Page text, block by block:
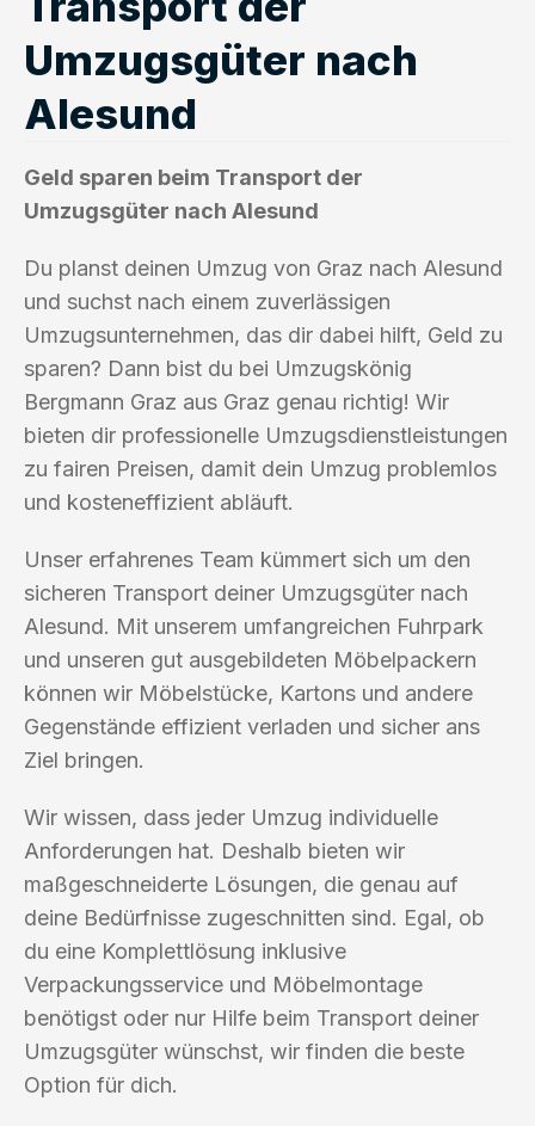
Umzugsgüter nach
Alesund
Geld sparen beim Transport der
Umzugsgüter nach Alesund
Du planst deinen Umzug von Graz nach Alesund
und suchst nach einem zuverlässigen
Umzugsunternehmen, das dir dabei hilft, Geld zu
sparen? Dann bist du bei Umzugskönig
Bergmann Graz aus Graz genau richtig! Wir
bieten dir professionelle Umzugsdienstleistungen
zu fairen Preisen, damit dein Umzug problemlos
und kosteneffizient abläuft.
Unser erfahrenes Team kümmert sich um den
sicheren Transport deiner Umzugsgüter nach
Alesund. Mit unserem umfangreichen Fuhrpark
und unseren gut ausgebildeten Möbelpackern
können wir Möbelstücke, Kartons und andere
Gegenstände effizient verladen und sicher ans
Ziel bringen.
Wir wissen, dass jeder Umzug individuelle
Anforderungen hat. Deshalb bieten wir
maßgeschneiderte Lösungen, die genau auf
deine Bedürfnisse zugeschnitten sind. Egal, ob
du eine Komplettlösung inklusive
Verpackungsservice und Möbelmontage
benötigst oder nur Hilfe beim Transport deiner
Umzugsgüter wünschst, wir finden die beste
Option für dich.